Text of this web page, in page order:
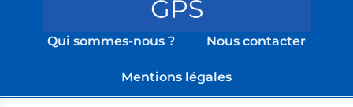
Qui sommes-nous ? Nous contacter
Mentions légales